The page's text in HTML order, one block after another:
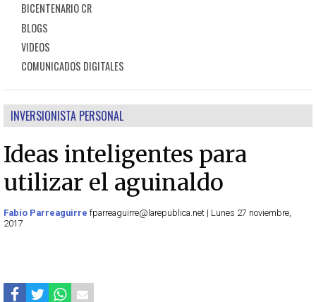
BICENTENARIO CR
BLOGS
VIDEOS
COMUNICADOS DIGITALES
INVERSIONISTA PERSONAL
Ideas inteligentes para
utilizar el aguinaldo
Fabio Parreaguirre fparreaguirre@larepublica.net | Lunes 27 noviembre,
2017